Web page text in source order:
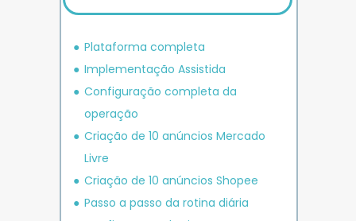
Plataforma completa
Implementação Assistida
Configuração completa da
operação
Criação de 10 anúncios Mercado
Livre
Criação de 10 anúncios Shopee
Passo a passo da rotina diária